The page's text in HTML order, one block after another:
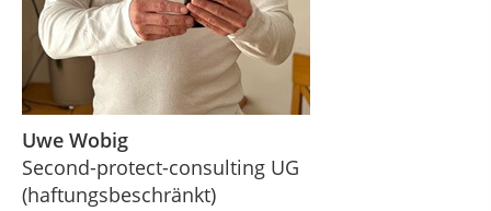
Uwe Wobig
Second-protect-consulting UG
(haftungsbeschränkt)